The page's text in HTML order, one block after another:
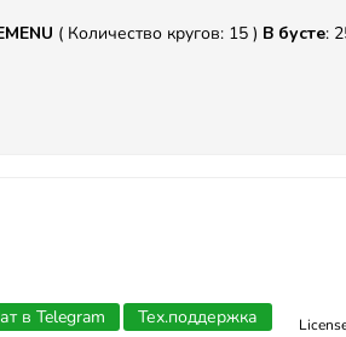
( Количество кругов: 15 ) В бусте:
в Telegram Тех.поддержка